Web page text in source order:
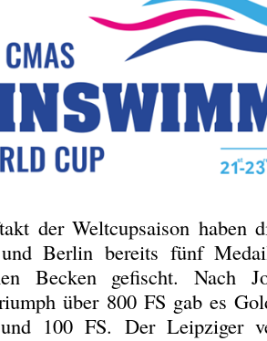
der Weltcupsaison haben
Berlin bereits fünf
Becken gefischt. Nach
über 800 FS gab es
100 FS. Der Leipziger